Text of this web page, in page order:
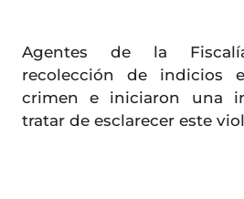
Agentes de la
recolección de indicios
crimen e iniciaron una
tratar de esclarecer este